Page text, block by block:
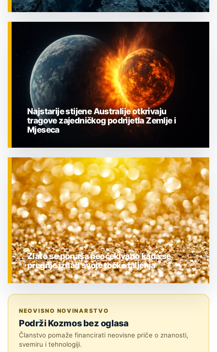
ZNANOST
Najstarije stijene Australije otkrivaju
tragove zajedničkog podrijetla Zemlje i
Mjeseca
Zlato se ponaša neočekivano kada se
pregrije iznad svoje točke taljenja
NEOVISNO NOVINARSTVO
Podrži Kozmos bez oglasa
Članstvo pomaže financirati neovisne priče o znanosti,
svemiru i tehnologiji.